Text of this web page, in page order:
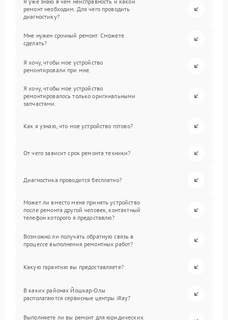
ремонт необходим. Для чего проводить
диагностику?
Мне нужен срочный ремонт. Сможете
сделать?
Я хочу, чтобы мое устройство
ремонтировали при мне.
Я хочу, чтобы мое устройство
ремонтировалось только оригинальными
запчастями.
Как я узнаю, что мое устройство готово?
От чего зависит срок ремонта техники?
Диагностика проводится бесплатно?
Может ли вместо меня принять устройство
после ремонта другой человек, контактный
телефон которого я предоставлю?
Возможно ли получать обратную связь в
процессе выполнения ремонтных работ?
Какую гарантию вы предоставляете?
В каких районах Йошкар-Олы
располагаются сервисные центры iRay?
Выполняете ли вы ремонт для юридических